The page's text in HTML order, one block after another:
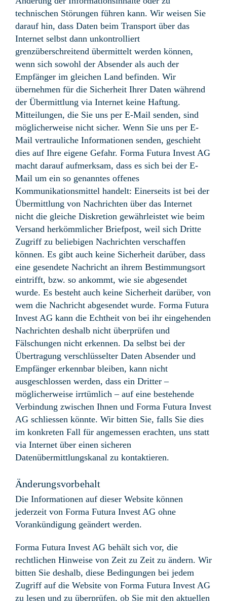
technischen Störungen führen kann. Wir weisen Sie
darauf hin, dass Daten beim Transport über das
Internet selbst dann unkontrolliert
grenzüberschreitend übermittelt werden können,
wenn sich sowohl der Absender als auch der
Empfänger im gleichen Land befinden. Wir
übernehmen für die Sicherheit Ihrer Daten während
der Übermittlung via Internet keine Haftung.
Mitteilungen, die Sie uns per E-Mail senden, sind
möglicherweise nicht sicher. Wenn Sie uns per E-
Mail vertrauliche Informationen senden, geschieht
dies auf Ihre eigene Gefahr. Forma Futura Invest AG
macht darauf aufmerksam, dass es sich bei der E-
Mail um ein so genanntes offenes
Kommunikationsmittel handelt: Einerseits ist bei der
Übermittlung von Nachrichten über das Internet
nicht die gleiche Diskretion gewährleistet wie beim
Versand herkömmlicher Briefpost, weil sich Dritte
Zugriff zu beliebigen Nachrichten verschaffen
können. Es gibt auch keine Sicherheit darüber, dass
eine gesendete Nachricht an ihrem Bestimmungsort
eintrifft, bzw. so ankommt, wie sie abgesendet
wurde. Es besteht auch keine Sicherheit darüber, von
wem die Nachricht abgesendet wurde. Forma Futura
Invest AG kann die Echtheit von bei ihr eingehenden
Nachrichten deshalb nicht überprüfen und
Fälschungen nicht erkennen. Da selbst bei der
Übertragung verschlüsselter Daten Absender und
Empfänger erkennbar bleiben, kann nicht
ausgeschlossen werden, dass ein Dritter –
möglicherweise irrtümlich – auf eine bestehende
Verbindung zwischen Ihnen und Forma Futura Invest
AG schliessen könnte. Wir bitten Sie, falls Sie dies
im konkreten Fall für angemessen erachten, uns statt
via Internet über einen sicheren
Datenübermittlungskanal zu kontaktieren.
Änderungsvorbehalt
Die Informationen auf dieser Website können
jederzeit von Forma Futura Invest AG ohne
Vorankündigung geändert werden.
Forma Futura Invest AG behält sich vor, die
rechtlichen Hinweise von Zeit zu Zeit zu ändern. Wir
bitten Sie deshalb, diese Bedingungen bei jedem
Zugriff auf die Website von Forma Futura Invest AG
zu lesen und zu überprüfen, ob Sie mit den aktuellen